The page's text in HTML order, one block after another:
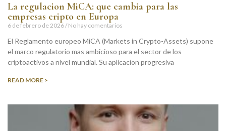
La regulacion MiCA: que cambia para las
empresas cripto en Europa
6 de febrero de 2026 No hay comentarios
El Reglamento europeo MiCA (Markets in Crypto-Assets) supone
el marco regulatorio mas ambicioso para el sector de los
criptoactivos a nivel mundial. Su aplicacion progresiva
READ MORE >